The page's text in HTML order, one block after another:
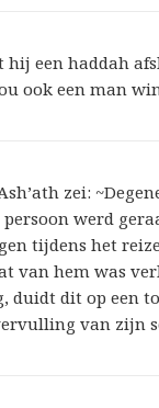
hij een haddah
ook een man
zei:
persoon werd
tijdens het
van hem was
duidt dit op een
van zijn